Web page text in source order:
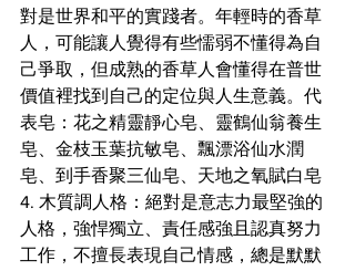
對是世界和平的實踐者。年輕時的香草
人，可能讓人覺得有些懦弱不懂得為自
己爭取，但成熟的香草人會懂得在普世
價值裡找到自己的定位與人生意義。代
表皂：花之精靈靜心皂、靈鶴仙翁養生
皂、金枝玉葉抗敏皂、飄漂浴仙水潤
皂、到手香聚三仙皂、天地之氧賦白皂
4. 木質調人格：絕對是意志力最堅強的
人格，強悍獨立、責任感強且認真努力
工作，不擅長表現自己情感，總是默默